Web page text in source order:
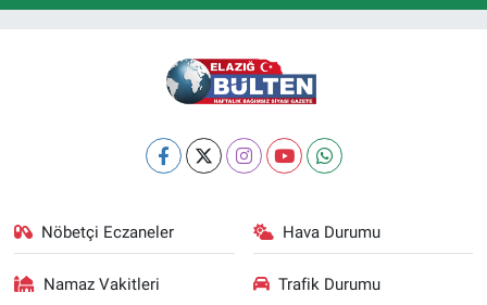
Nöbetçi Eczaneler Hava Durumu
Namaz Vakitleri Trafik Durumu